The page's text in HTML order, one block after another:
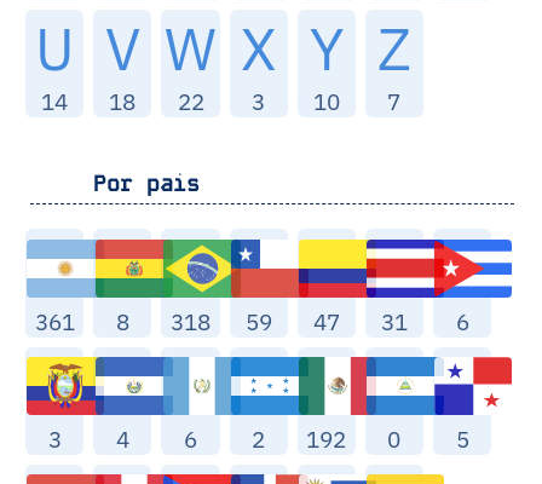
U
14
V
18
W
22
X
3
Y
10
Z
7
Por pais
361 8 318 59 47 31 6
3 4 6 2 192 0 5